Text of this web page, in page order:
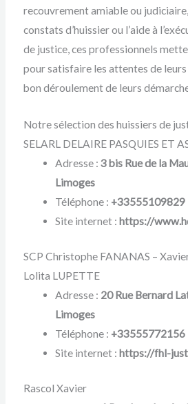
recouvrement amiable ou
constats d’huissier ou l’aide à
de justice, ces professionnels
pour satisfaire les attentes de
bon déroulement de leurs
Notre sélection des huissiers de
SELARL DELAIRE PASQUIES ET
Adresse :3 bis Rue de la
Limoges
Téléphone : +33555109829
Site internet :https://
SCP Christophe FANANAS –
Lolita LUPETTE
Adresse : 20 Rue Bernard
Limoges
Téléphone : +33555772156
Site internet :https://fhl-
Rascol Xavier